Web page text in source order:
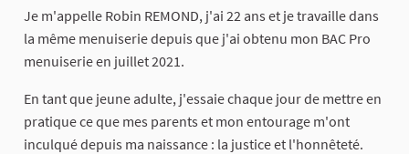
Je m'appelle Robin REMOND, j'ai 22 ans et je travaille dans
la même menuiserie depuis que j'ai obtenu mon BAC Pro
menuiserie en juillet 2021.
En tant que jeune adulte, j'essaie chaque jour de mettre en
pratique ce que mes parents et mon entourage m'ont
inculqué depuis ma naissance : la justice et l'honnêteté.